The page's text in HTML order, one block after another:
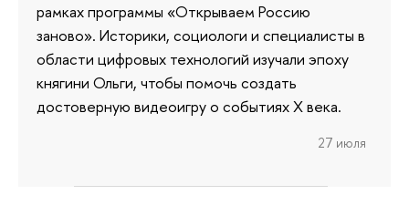
рамках программы «Открываем Россию
заново». Историки, социологи и специалисты в
области цифровых технологий изучали эпоху
княгини Ольги, чтобы помочь создать
достоверную видеоигру о событиях X века.
27 июля